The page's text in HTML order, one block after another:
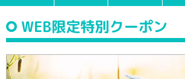
WEB限定特別クーポン